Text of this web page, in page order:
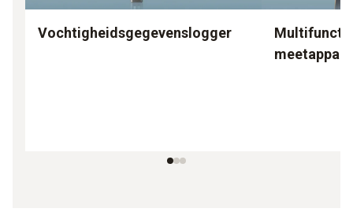
Vochtigheidsgegevenslogger